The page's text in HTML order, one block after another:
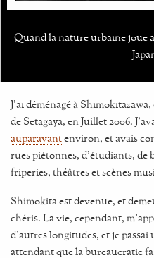
Quand la nature urbaine joue
J'ai déménagé à
de Setagaya, en Juillet 2006.
auparavantenviron, et avais
rues piétonnes, d'étudiants, de
friperies, théâtres et scènes
Shimokita est devenue, et
chéris. La vie, cependant,
d'autres longitudes, et je passai
attendant que la bureaucratie